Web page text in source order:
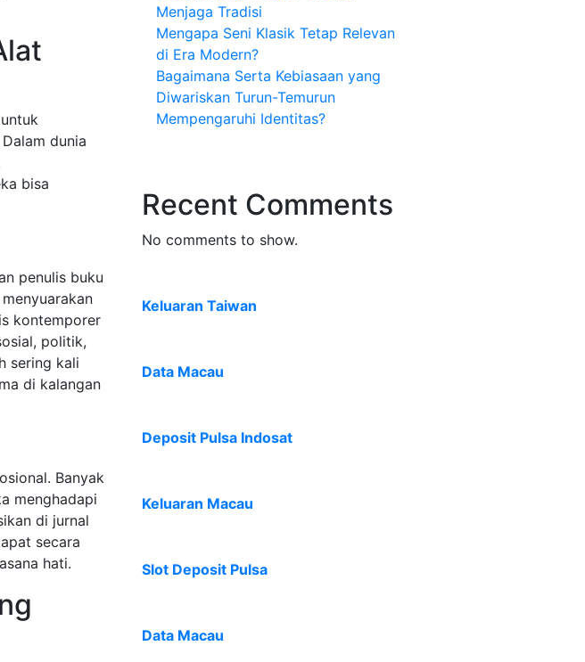
dunia
bisa
penulis buku
kontemporer
politik,
sering kali
di kalangan
Banyak
menghadapi
di jurnal
secara
hati.
Menjaga Tradisi
Mengapa Seni Klasik Tetap Relevan
di Era Modern?
Bagaimana Serta Kebiasaan yang
Diwariskan Turun-Temurun
Mempengaruhi Identitas?
Recent Comments
No comments to show.
Keluaran Taiwan
Data Macau
Deposit Pulsa Indosat
Keluaran Macau
Slot Deposit Pulsa
Data Macau